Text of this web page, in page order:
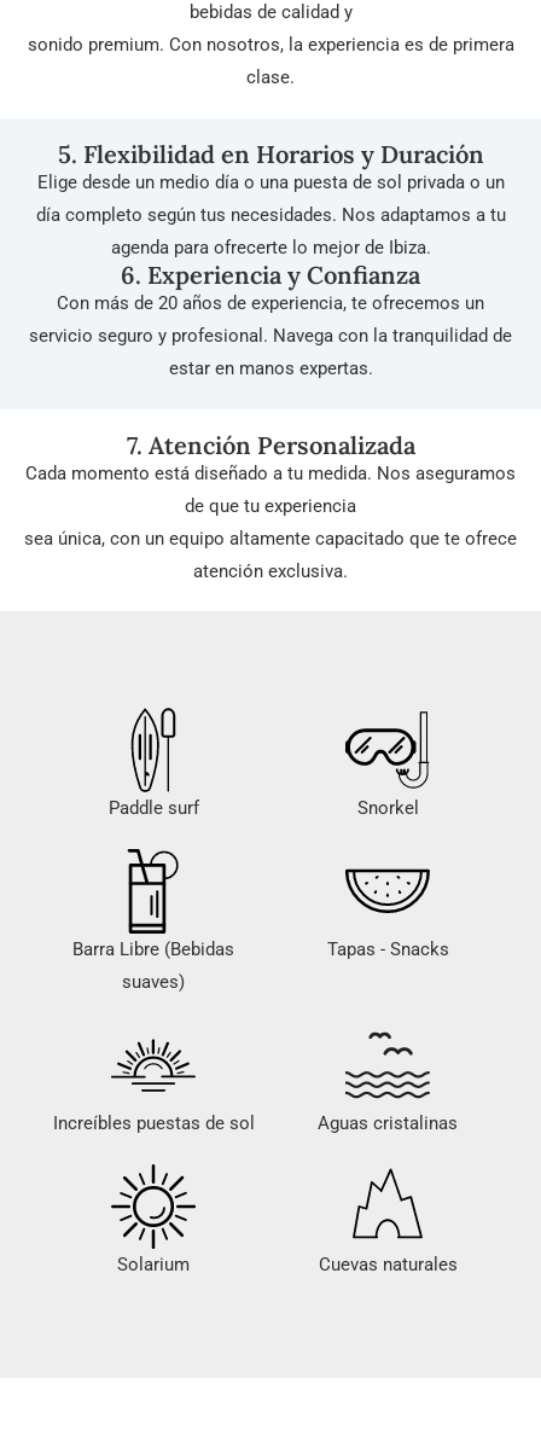
bebidas de calidad y
sonido premium. Con nosotros, la experiencia es de primera
clase.
5. Flexibilidad en Horarios y Duración
Elige desde un medio día o una puesta de sol privada o un
día completo según tus necesidades. Nos adaptamos a tu
agenda para ofrecerte lo mejor de Ibiza.
6. Experiencia y Confianza
Con más de 20 años de experiencia, te ofrecemos un
servicio seguro y profesional. Navega con la tranquilidad de
estar en manos expertas.
7. Atención Personalizada
Cada momento está diseñado a tu medida. Nos aseguramos
de que tu experiencia
sea única, con un equipo altamente capacitado que te ofrece
atención exclusiva.
Paddle surf Snorkel
Barra Libre (Bebidas
suaves)
Tapas - Snacks
Increíbles puestas de sol Aguas cristalinas
Solarium Cuevas naturales